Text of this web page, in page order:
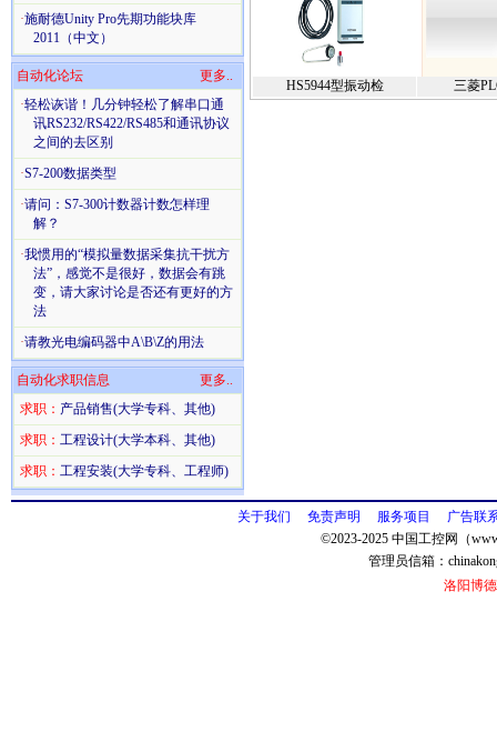
·施耐德Unity Pro先期功能块库
2011（中文）
自动化论坛
更多..
·轻松诙谐！几分钟轻松了解串口通
讯RS232/RS422/RS485和通讯协议
之间的去区别
·S7-200数据类型
·请问：S7-300计数器计数怎样理
解？
·我惯用的“模拟量数据采集抗干扰方
法”，感觉不是很好，数据会有跳
变，请大家讨论是否还有更好的方
法
·请教光电编码器中A\B\Z的用法
自动化求职信息
更多..
求职： 产品销售(大学专科、其他)
求职： 工程设计(大学本科、其他)
求职： 工程安装(大学专科、工程师)
HS5944型振动检 三菱
关于我们 免责声明 服务项目
广告联
©2023-2025 中国工控网（
管理员信箱：
洛阳博